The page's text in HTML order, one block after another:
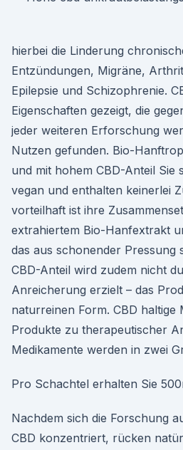
hierbei die Linderung
Entzündungen, Migräne,
Epilepsie und Schizophrenie.
Eigenschaften gezeigt, die
jeder weiteren Erforschung
Nutzen gefunden. Bio-
und mit hohem CBD-Anteil Sie
vegan und enthalten keinerlei
vorteilhaft ist ihre
extrahiertem Bio-Hanfextrakt
das aus schonender Pressung
CBD-Anteil wird zudem nicht
Anreicherung erzielt – das
naturreinen Form. CBD haltige
Produkte zu therapeutischer
Medikamente werden in zwei
Pro Schachtel erhalten Sie
Nachdem sich die Forschung
CBD konzentriert, rücken